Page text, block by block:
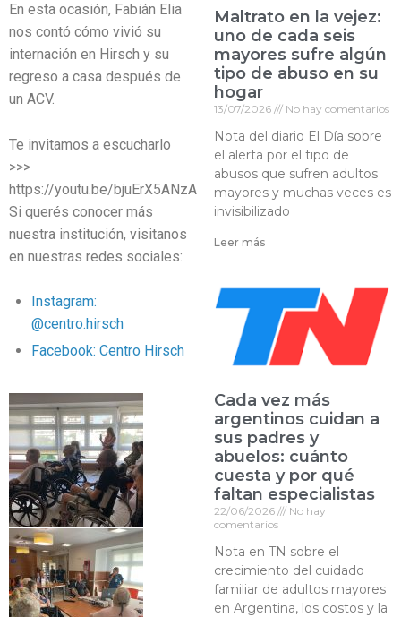
En esta ocasión, Fabián Elia
nos contó cómo vivió su
internación en Hirsch y su
regreso a casa después de
un ACV.
Te invitamos a escucharlo
>>>
https://youtu.be/bjuErX5ANzA
Si querés conocer más
nuestra institución, visitanos
en nuestras redes sociales:
Instagram:
@centro.hirsch
Facebook: Centro Hirsch
Maltrato en la vejez:
uno de cada seis
mayores sufre algún
tipo de abuso en su
hogar
13/07/2026 No hay comentarios
Nota del diario El Día sobre
el alerta por el tipo de
abusos que sufren adultos
mayores y muchas veces es
invisibilizado
Leer más
Cada vez más
argentinos cuidan a
sus padres y
abuelos: cuánto
cuesta y por qué
faltan especialistas
22/06/2026
No hay
comentarios
Nota en TN sobre el
crecimiento del cuidado
familiar de adultos mayores
en Argentina, los costos y la